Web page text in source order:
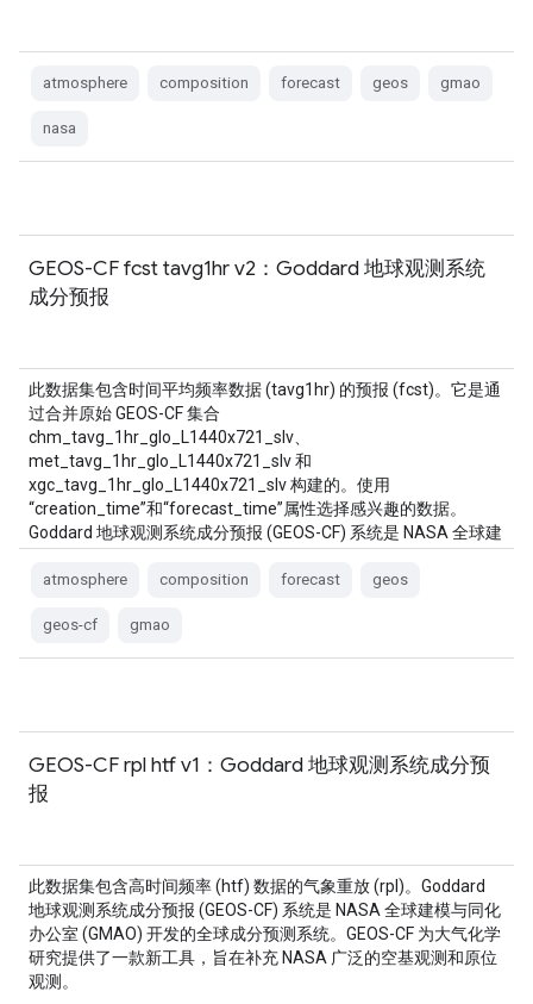
atmosphere composition forecast geos gmao
nasa
GEOS-CF fcst tavg1hr v2：Goddard 地球观测系统
成分预报
此数据集包含时间平均频率数据 (tavg1hr) 的预报 (fcst)。它是通
过合并原始 GEOS-CF 集合
chm_tavg_1hr_glo_L1440x721_slv、
met_tavg_1hr_glo_L1440x721_slv 和
xgc_tavg_1hr_glo_L1440x721_slv 构建的。使用
“creation_time”和“forecast_time”属性选择感兴趣的数据。
Goddard 地球观测系统成分预报 (GEOS-CF) 系统是 NASA 全球建
atmosphere composition forecast geos
geos-cf gmao
GEOS-CF rpl htf v1：Goddard 地球观测系统成分预
报
此数据集包含高时间频率 (htf) 数据的气象重放 (rpl)。Goddard
地球观测系统成分预报 (GEOS-CF) 系统是 NASA 全球建模与同化
办公室 (GMAO) 开发的全球成分预测系统。GEOS-CF 为大气化学
研究提供了一款新工具，旨在补充 NASA 广泛的空基观测和原位
观测。